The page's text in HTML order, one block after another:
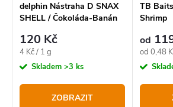
delphin Nástraha D SNAX
SHELL / Čokoláda-Banán
120 Kč
Měrná
cena:
4 Kč / 1 g
Skladem >3 ks
ZOBRAZIT
TB
Shrimp
od
Měrná
cena:
od 0,48